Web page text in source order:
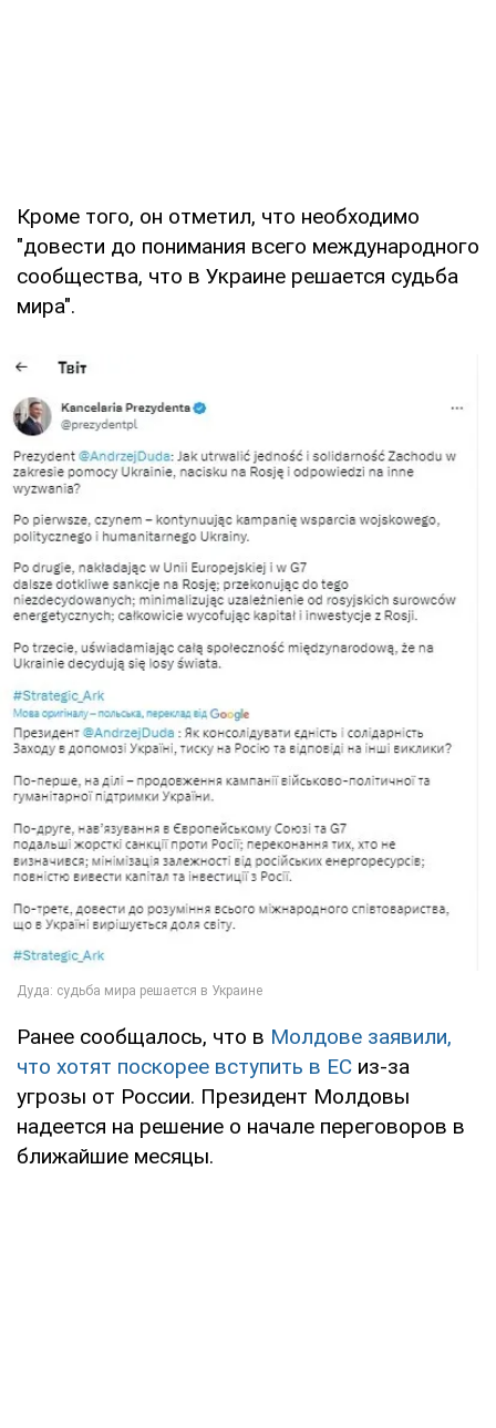
Кроме того, он отметил, что необходимо
"довести до понимания всего международного
сообщества, что в Украине решается судьба
мира".
Ранее сообщалось, что в Молдове заявили,
что хотят поскорее вступить в ЕС из-за
угрозы от России. Президент Молдовы
надеется на решение о начале переговоров в
ближайшие месяцы.